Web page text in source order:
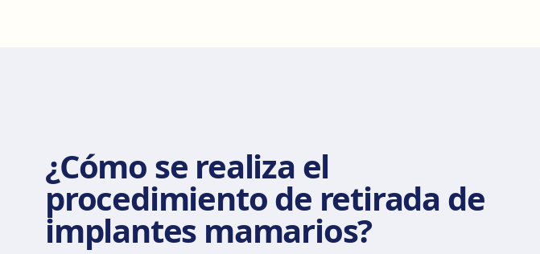
¿Cómo se realiza el
procedimiento de retirada de
implantes mamarios?